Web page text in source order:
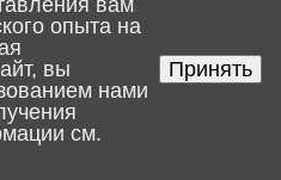
вам
опыта на
вы
нами
см.
Принять